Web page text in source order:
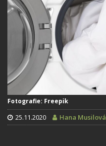
Fotografie: Freepik
25.11.2020 Hana Musilová